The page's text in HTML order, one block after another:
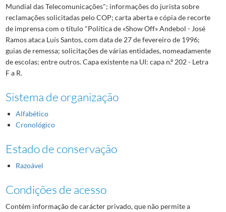
Mundial das Telecomunicações"; informações do jurista sobre
reclamações solicitadas pelo COP; carta aberta e cópia de recorte
de imprensa com o título "Política de «Show Off» Andebol - José
Ramos ataca Luís Santos, com data de 27 de fevereiro de 1996;
guias de remessa; solicitações de várias entidades, nomeadamente
de escolas; entre outros. Capa existente na UI: capa n.º 202 - Letra
F a R.
Sistema de organização
Alfabético
Cronológico
Estado de conservação
Razoável
Condições de acesso
Contém informação de carácter privado, que não permite a